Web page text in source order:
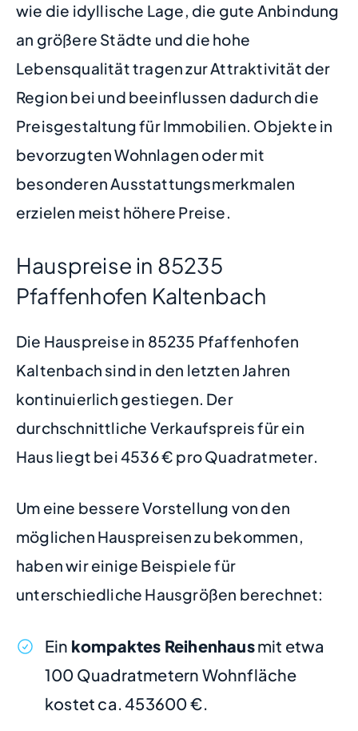
wie die idyllische Lage, die gute Anbindung
an größere Städte und die hohe
Lebensqualität tragen zur Attraktivität der
Region bei und beeinflussen dadurch die
Preisgestaltung für Immobilien. Objekte in
bevorzugten Wohnlagen oder mit
besonderen Ausstattungsmerkmalen
erzielen meist höhere Preise.
Hauspreise in 85235
Pfaffenhofen Kaltenbach
Die Hauspreise in 85235 Pfaffenhofen
Kaltenbach sind in den letzten Jahren
kontinuierlich gestiegen. Der
durchschnittliche Verkaufspreis für ein
Haus liegt bei 4536 € pro Quadratmeter.
Um eine bessere Vorstellung von den
möglichen Hauspreisen zu bekommen,
haben wir einige Beispiele für
unterschiedliche Hausgrößen berechnet:
Ein kompaktes Reihenhausmit etwa
100 Quadratmetern Wohnfläche
kostet ca. 453600 €.